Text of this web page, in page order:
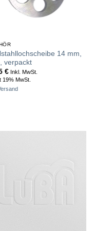
14 mm,
verpackt
€Inkl. MwSt.
19% MwSt.